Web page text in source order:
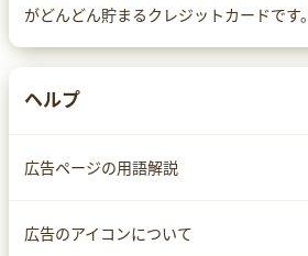
がどんどん貯まるクレジットカードです。
ヘルプ
広告ページの用語解説
広告のアイコンについて